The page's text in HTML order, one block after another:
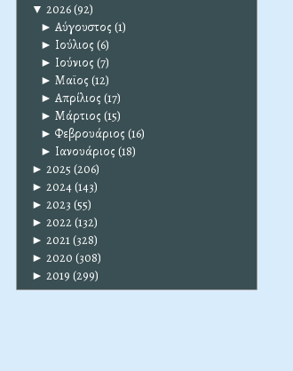
▼ 2026(92)
► Αύγουστος (1)
► Ιούλιος (6)
► Ιούνιος (7)
► Μαϊος (12)
► Απρίλιος (17)
► Μάρτιος (15)
► Φεβρουάριος (16)
► Ιανουάριος (18)
► 2025 (206)
► 2024(143)
► 2023 (55)
► 2022(132)
► 2021(328)
► 2020 (308)
► 2019 (299)